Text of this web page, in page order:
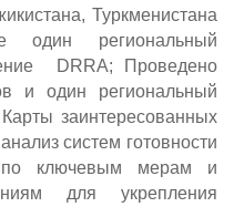
Туркменистана
один региональный
DRRA; Проведено
и один региональный
заинтересованных
систем готовности
по ключевым мерам и
для укрепления